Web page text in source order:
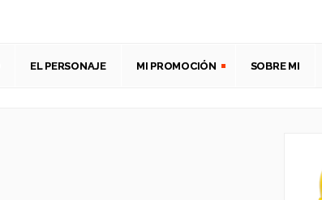
EL PERSONAJE MI PROMOCIÓN SOBRE MI